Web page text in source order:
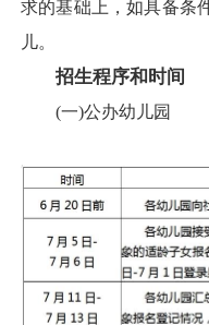
求的基础上，如具备条
儿。
招生程序和时间
(一)公办幼儿园